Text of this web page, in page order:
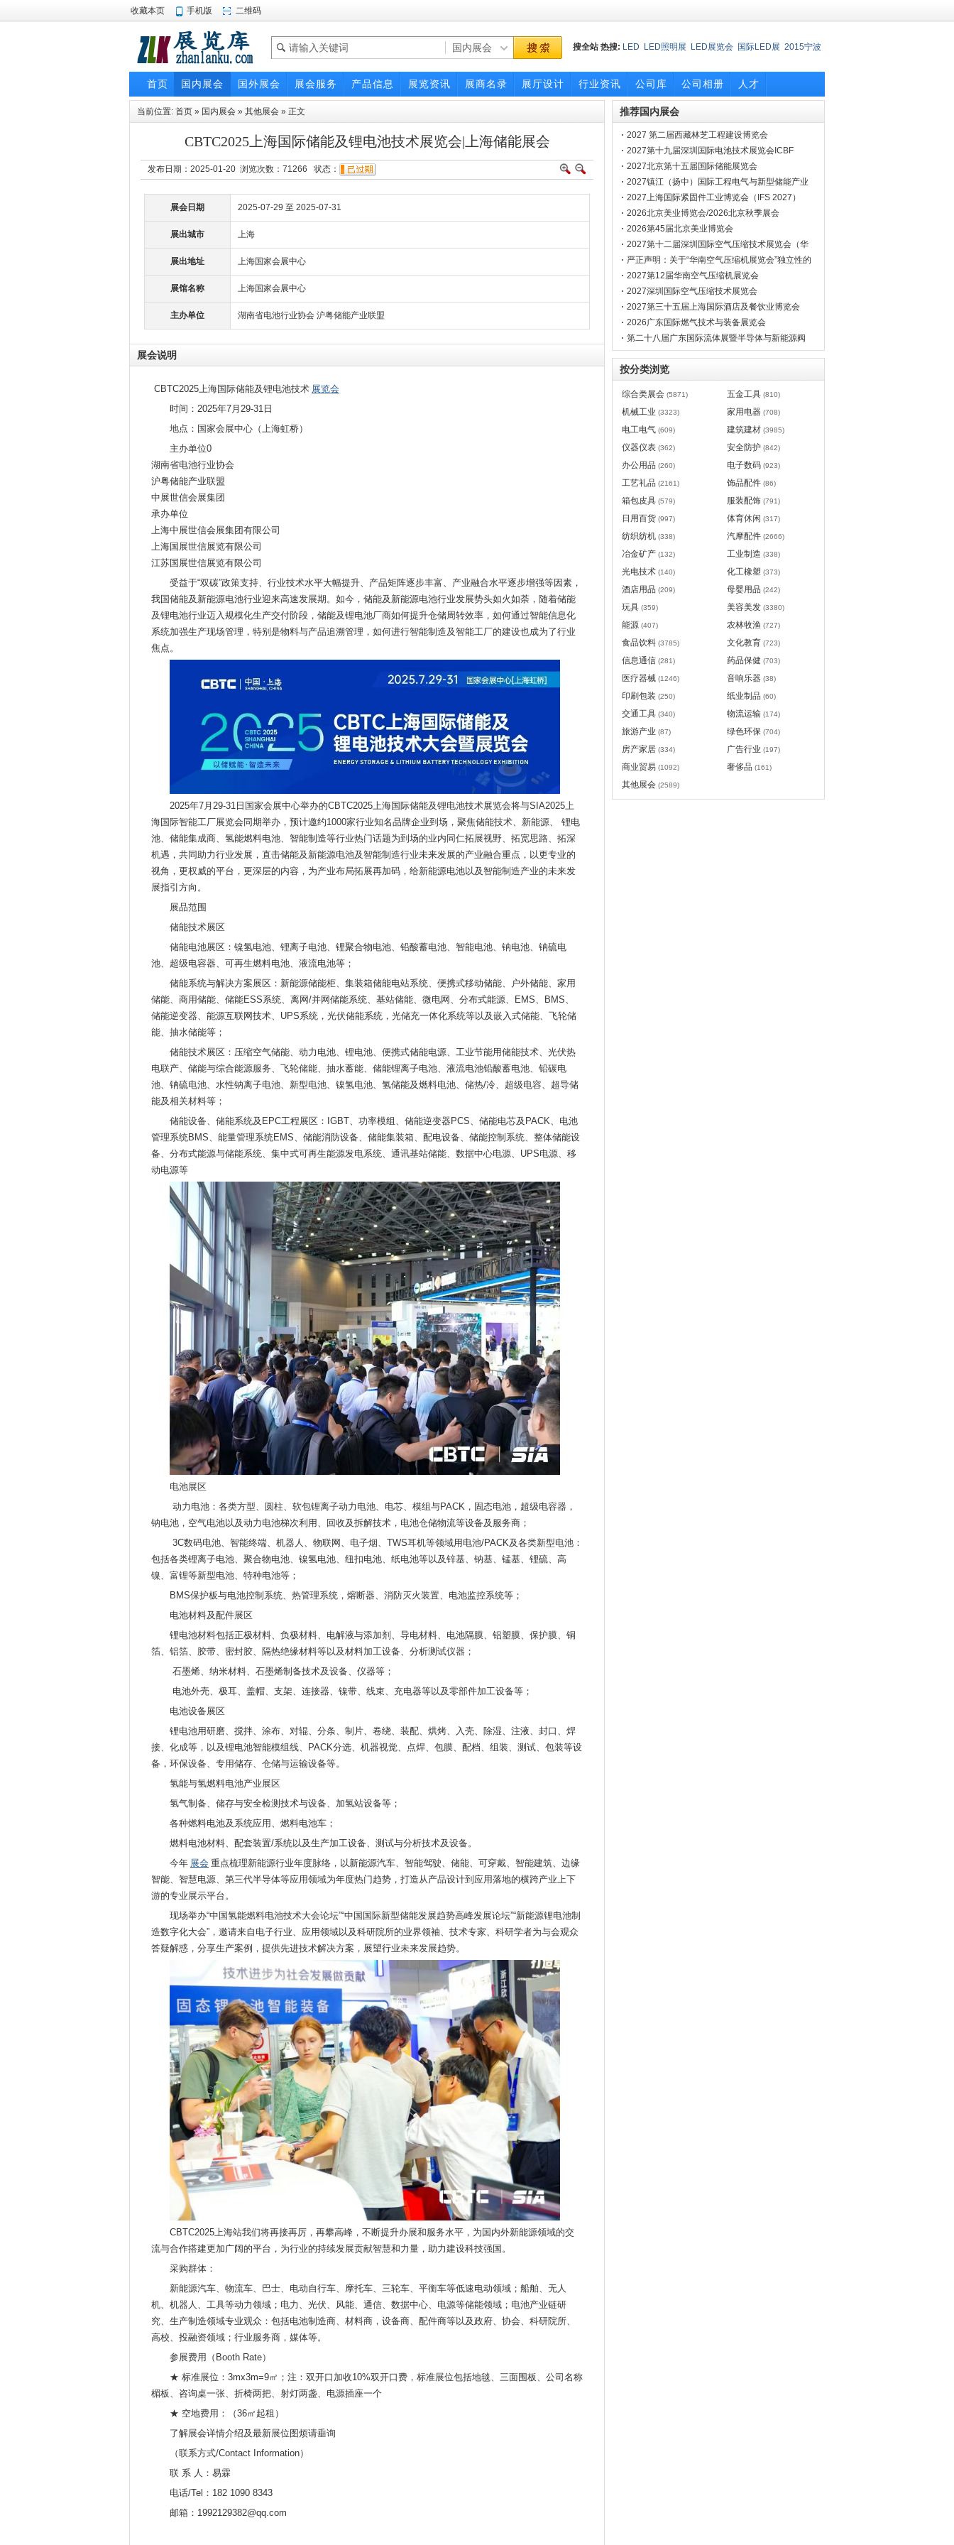
收藏本页 手机版 二维码
搜全站 热搜: LED LED照明展 LED展览会 国际LED展 2015宁波
首页 国内展会 国外展会 展会服务 产品信息 展览资讯 展商名录 展厅设计 行业资讯 公司库 公司相册 人才
当前位置: 首页 » 国内展会 » 其他展会 » 正文
CBTC2025上海国际储能及锂电池技术展览会|上海储能展会
发布日期：2025-01-20 浏览次数： 71266 状态：
展会日期 2025-07-29 至 2025-07-31
展出城市 上海
展出地址 上海国家会展中心
展馆名称 上海国家会展中心
主办单位 湖南省电池行业协会 沪粤储能产业联盟
展会说明
CBTC2025上海国际储能及锂电池技术 展览会
时间：2025年7月29-31日
地点：国家会展中心（上海虹桥）
主办单位0
湖南省电池行业协会
沪粤储能产业联盟
中展世信会展集团
承办单位
上海中展世信会展集团有限公司
上海国展世信展览有限公司
江苏国展世信展览有限公司
受益于“双碳”政策支持、行业技术水平大幅提升、产品矩阵逐步丰富、产业融合水平逐步增强等因素，
我国储能及新能源电池行业迎来高速发展期。如今，储能及新能源电池行业发展势头如火如荼，随着储能
及锂电池行业迈入规模化生产交付阶段，储能及锂电池厂商如何提升仓储周转效率，如何通过智能信息化
系统加强生产现场管理，特别是物料与产品追溯管理，如何进行智能制造及智能工厂的建设也成为了行业
焦点。
2025年7月29-31日国家会展中心举办的CBTC2025上海国际储能及锂电池技术展览会将与SIA2025上
海国际智能工厂展览会同期举办，预计邀约1000家行业知名品牌企业到场，聚焦储能技术、新能源、 锂电
池、储能集成商、氢能燃料电池、智能制造等行业热门话题为到场的业内同仁拓展视野、拓宽思路、拓深
机遇，共同助力行业发展，直击储能及新能源电池及智能制造行业未来发展的产业融合重点，以更专业的
视角，更权威的平台，更深层的内容，为产业布局拓展再加码，给新能源电池以及智能制造产业的未来发
展指引方向。
展品范围
储能技术展区
储能电池展区：镍氢电池、锂离子电池、锂聚合物电池、铅酸蓄电池、智能电池、钠电池、钠硫电
池、超级电容器、可再生燃料电池、液流电池等；
储能系统与解决方案展区：新能源储能柜、集装箱储能电站系统、便携式移动储能、户外储能、家用
储能、商用储能、储能ESS系统、离网/并网储能系统、基站储能、微电网、分布式能源、EMS、BMS、
储能逆变器、能源互联网技术、UPS系统，光伏储能系统，光储充一体化系统等以及嵌入式储能、飞轮储
能、抽水储能等；
储能技术展区：压缩空气储能、动力电池、锂电池、便携式储能电源、工业节能用储能技术、光伏热
电联产、储能与综合能源服务、飞轮储能、抽水蓄能、储能锂离子电池、液流电池铅酸蓄电池、铅碳电
池、钠硫电池、水性钠离子电池、新型电池、镍氢电池、氢储能及燃料电池、储热/冷、超级电容、超导储
能及相关材料等；
储能设备、储能系统及EPC工程展区：IGBT、功率模组、储能逆变器PCS、储能电芯及PACK、电池
管理系统BMS、能量管理系统EMS、储能消防设备、储能集装箱、配电设备、储能控制系统、整体储能设
备、分布式能源与储能系统、集中式可再生能源发电系统、通讯基站储能、数据中心电源、UPS电源、移
动电源等
电池展区
动力电池：各类方型、圆柱、软包锂离子动力电池、电芯、模组与PACK，固态电池，超级电容器，
钠电池，空气电池以及动力电池梯次利用、回收及拆解技术，电池仓储物流等设备及服务商；
3C数码电池、智能终端、机器人、物联网、电子烟、TWS耳机等领域用电池/PACK及各类新型电池：
包括各类锂离子电池、聚合物电池、镍氢电池、纽扣电池、纸电池等以及锌基、钠基、锰基、锂硫、高
镍、富锂等新型电池、特种电池等；
BMS保护板与电池控制系统、热管理系统，熔断器、消防灭火装置、电池监控系统等；
电池材料及配件展区
锂电池材料包括正极材料、负极材料、电解液与添加剂、导电材料、电池隔膜、铝塑膜、保护膜、铜
箔、铝箔、胶带、密封胶、隔热绝缘材料等以及材料加工设备、分析测试仪器；
石墨烯、纳米材料、石墨烯制备技术及设备、仪器等；
电池外壳、极耳、盖帽、支架、连接器、镍带、线束、充电器等以及零部件加工设备等；
电池设备展区
锂电池用研磨、搅拌、涂布、对辊、分条、制片、卷绕、装配、烘烤、入壳、除湿、注液、封口、焊
接、化成等，以及锂电池智能模组线、PACK分选、机器视觉、点焊、包膜、配档、组装、测试、包装等设
备，环保设备、专用储存、仓储与运输设备等。
氢能与氢燃料电池产业展区
氢气制备、储存与安全检测技术与设备、加氢站设备等；
各种燃料电池及系统应用、燃料电池车；
燃料电池材料、配套装置/系统以及生产加工设备、测试与分析技术及设备。
今年 展会 重点梳理新能源行业年度脉络，以新能源汽车、智能驾驶、储能、可穿戴、智能建筑、边缘
智能、智慧电源、第三代半导体等应用领域为年度热门趋势，打造从产品设计到应用落地的横跨产业上下
游的专业展示平台。
现场举办“中国氢能燃料电池技术大会论坛”“中国国际新型储能发展趋势高峰发展论坛”“新能源锂电池制
造数字化大会”，邀请来自电子行业、应用领域以及科研院所的业界领袖、技术专家、科研学者为与会观众
答疑解惑，分享生产案例，提供先进技术解决方案，展望行业未来发展趋势。
CBTC2025上海站我们将再接再厉，再攀高峰，不断提升办展和服务水平，为国内外新能源领域的交
流与合作搭建更加广阔的平台，为行业的持续发展贡献智慧和力量，助力建设科技强国。
采购群体：
新能源汽车、物流车、巴士、电动自行车、摩托车、三轮车、平衡车等低速电动领域；船舶、无人
机、机器人、工具等动力领域；电力、光伏、风能、通信、数据中心、电源等储能领域；电池产业链研
究、生产制造领域专业观众：包括电池制造商、材料商，设备商、配件商等以及政府、协会、科研院所、
高校、投融资领域；行业服务商，媒体等。
参展费用（Booth Rate）
★ 标准展位：3mx3m=9㎡；注：双开口加收10%双开口费，标准展位包括地毯、三面围板、公司名称
楣板、咨询桌一张、折椅两把、射灯两盏、电源插座一个
★ 空地费用：（36㎡起租）
了解展会详情介绍及最新展位图烦请垂询
（联系方式/Contact Information）
联 系 人：易霖
电话/Tel：182 1090 8343
邮箱：1992129382@qq.com
推荐国内展会
2027 第二届西藏林芝工程建设博览会
2027第十九届深圳国际电池技术展览会ICBF
2027北京第十五届国际储能展览会
2027镇江（扬中）国际工程电气与新型储能产业
博览会
2027上海国际紧固件工业博览会（IFS 2027）
2026北京美业博览会/2026北京秋季展会
2026第45届北京美业博览会
2027第十二届深圳国际空气压缩技术展览会（华
南空压机展会）
严正声明：关于“华南空气压缩机展览会”独立性的
声明
2027第12届华南空气压缩机展览会
2027深圳国际空气压缩技术展览会
2027第三十五届上海国际酒店及餐饮业博览会
2026广东国际燃气技术与装备展览会
第二十八届广东国际流体展暨半导体与新能源阀
门管道展览会
按分类浏览
综合类展会 (5871) 五金工具 (810)
机械工业 (3323) 家用电器 (708)
电工电气 (609) 建筑建材 (3985)
仪器仪表 (362) 安全防护 (842)
办公用品 (260) 电子数码 (923)
工艺礼品 (2161) 饰品配件 (86)
箱包皮具 (579) 服装配饰 (791)
日用百货 (997) 体育休闲 (317)
纺织纺机 (338) 汽摩配件 (2666)
冶金矿产 (132) 工业制造 (338)
光电技术 (140) 化工橡塑 (373)
酒店用品 (209) 母婴用品 (242)
玩具 (359) 美容美发 (3380)
能源 (407) 农林牧渔 (727)
食品饮料 (3785) 文化教育 (723)
信息通信 (281) 药品保健 (703)
医疗器械 (1246) 音响乐器 (38)
印刷包装 (250) 纸业制品 (60)
交通工具 (340) 物流运输 (174)
旅游产业 (87) 绿色环保 (704)
房产家居 (334) 广告行业 (197)
商业贸易 (1092) 奢侈品 (161)
其他展会 (2589)